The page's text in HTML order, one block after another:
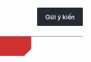
Gửi ý kiến